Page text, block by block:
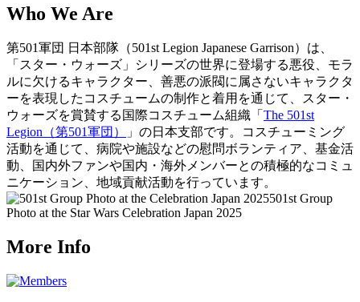
Who We Are
第501軍団 日本部隊（501st Legion Japanese Garrison）は、
「スター・ウォーズ」シリーズの世界に登場する悪役、モラ
ルに欠けるキャラクター、善悪の派閥に属さないキャラクタ
ーを表現したコスチュームの制作と着用を通じて、スター・
ウォーズを賞賛する国際コスチューム組織「 The 501st
Legion（第501軍団）
」の日本支部です。コスチューミング
活動を通じて、病院や施設などの慰問ボランティア、基金活
動、国内外ファンや国内・海外メンバーとの積極的なコミュ
ニケーション、地域貢献活動を行っています。
501st Group
Photo at the Star Wars Celebration Japan 2025
More Info